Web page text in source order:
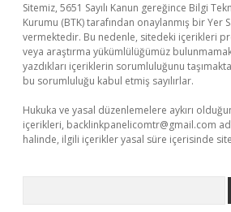
Sitemiz, 5651 Sayılı Kanun gereğince Bilgi
Kurumu (BTK) tarafından onaylanmış bir Yer
vermektedir. Bu nedenle, sitedeki içerikleri
veya araştırma yükümlülüğümüz
yazdıkları içeriklerin sorumluluğunu
bu sorumluluğu kabul etmiş sayılırlar.
Hukuka ve yasal düzenlemelere aykırı
içerikleri, backlinkpanelicomtr@gmail.com
halinde, ilgili içerikler yasal süre içerisinde